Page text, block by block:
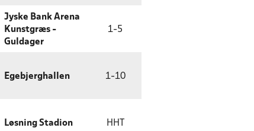
Jyske Bank Arena
Kunstgræs -
Guldager
1-5
Egebjerghallen 1-10
Løsning Stadion HHT